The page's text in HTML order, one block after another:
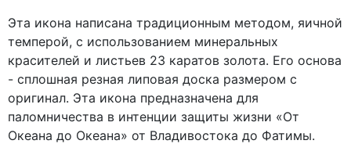
Эта икона написана традиционным методом, яичной
темперой, с использованием минеральных
красителей и листьев 23 каратов золота. Его основа
- сплошная резная липовая доска размером с
оригинал. Эта икона предназначена для
паломничества в интенции защиты жизни «От
Океана до Океана» от Владивостока до Фатимы.